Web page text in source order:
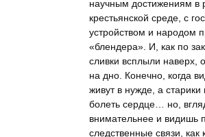
научным достижениям в
крестьянской среде, с
устройством и народом
«блендера». И, как по
сливки всплыли наверх,
на дно. Конечно, когда
живут в нужде, а
болеть сердце… но,
внимательнее и видишь
следственные связи,